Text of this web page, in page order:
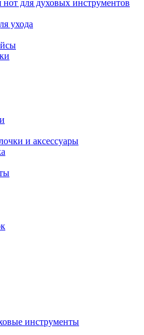
нот для духовых инструментов
ухода
и аксессуары
инструменты